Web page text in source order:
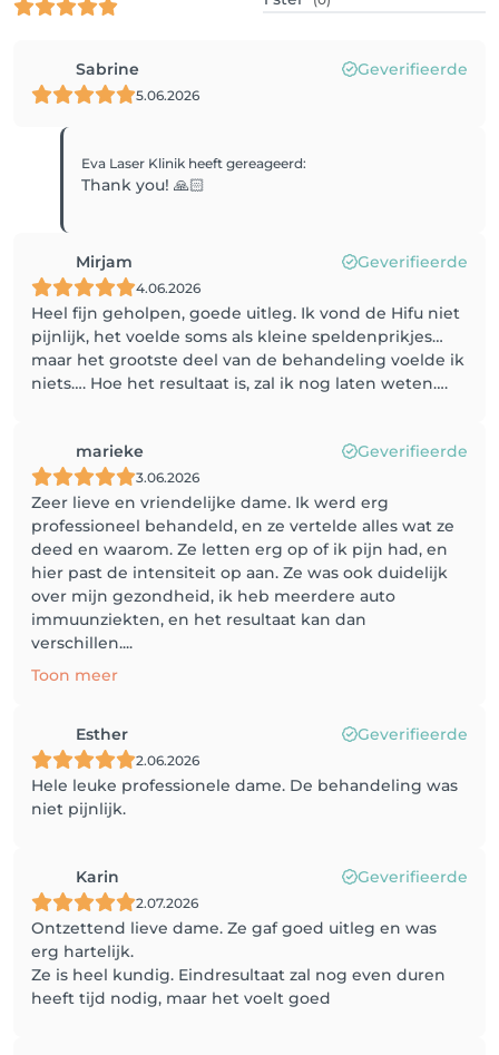
Sabrine Geverifieerde
5.06.2026
Eva Laser Klinik heeft gereageerd:
Thank you! 🙏🏻
Mirjam Geverifieerde
4.06.2026
Heel fijn geholpen, goede uitleg. Ik vond de Hifu niet
pijnlijk, het voelde soms als kleine speldenprikjes…
maar het grootste deel van de behandeling voelde ik
niets…. Hoe het resultaat is, zal ik nog laten weten….
marieke Geverifieerde
3.06.2026
Zeer lieve en vriendelijke dame. Ik werd erg
professioneel behandeld, en ze vertelde alles wat ze
deed en waarom. Ze letten erg op of ik pijn had, en
hier past de intensiteit op aan. Ze was ook duidelijk
over mijn gezondheid, ik heb meerdere auto
immuunziekten, en het resultaat kan dan
verschillen....
Toon meer
Esther Geverifieerde
2.06.2026
Hele leuke professionele dame. De behandeling was
niet pijnlijk.
Karin Geverifieerde
2.07.2026
Ontzettend lieve dame. Ze gaf goed uitleg en was
erg hartelijk.
Ze is heel kundig. Eindresultaat zal nog even duren
heeft tijd nodig, maar het voelt goed